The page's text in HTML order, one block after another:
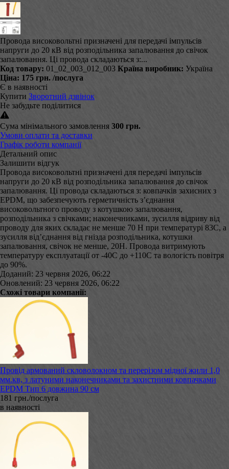
Провода високовольтні призначені для передачі імпульсів
напруги до 20 кВ від розподільника запалювання до свічок
запалювання. Ці провода складаються з:...
Код товару: 01_02_003_012_003 Країна виробник: Україна
Ціна: 175 грн. /послуга
Є в наявності
Купити Зворотний дзвінок
Не забудьте поділитися
Сума мінімального замовлення 300 грн.
Умови оплати та доставки
Графік роботи компанії
Детальний опис
Залишити відгук
Провода високовольтні призначені для передачі імпульсів
напруги до 20 кВ від розподільника запалювання до свічок
запалювання. Ці провода складаються з: ковпачків захисних з
EPDM, що забезпечують герметичність з’єднання
високовольтного проводу з котушкою запалювання,
розподільника з свічками; наконечниками, зусилля відриву від
проводу для яких складає не менше 70 Н при температурі 83С, а
зусилля від’єднання від гнізда розподільника, котушки
запалювання, свічок не менше, 20Н. Провода витримують
температуру експлуатації от -40С до +110С та вологість повітря
до 90%.
Доданий: 23 червня 2026, 06:22
Оновлений: 23 червня 2026, 06:22
Схожі товари компанії:
Провід армований скловолокном та перерізом мідної жили 1,0
мм.кв, з латуними наконечниками та захистними ковпачками
EPDM Тип 6 довжина 90 см
181 грн./послуга
в наявності